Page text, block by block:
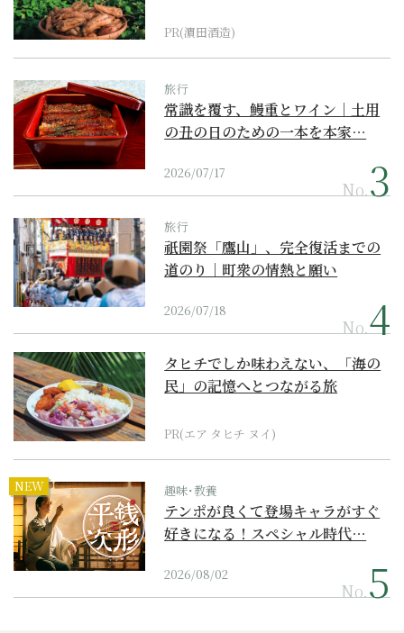
PR(濵田酒造)
旅行
常識を覆す、鰻重とワイン｜土用
の丑の日のための一本を本家…
2026/07/17
No.
旅行
祇園祭「鷹山」、完全復活までの
道のり｜町衆の情熱と願い
2026/07/18
No.
タヒチでしか味わえない、「海の
民」の記憶へとつながる旅
PR(エア タヒチ ヌイ)
NEW 趣味･教養
テンポが良くて登場キャラがすぐ
好きになる！スペシャル時代…
2026/08/02
No.